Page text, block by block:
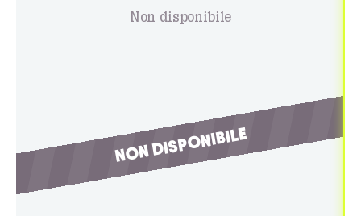
NON DISPONIBILE
Non disponibile